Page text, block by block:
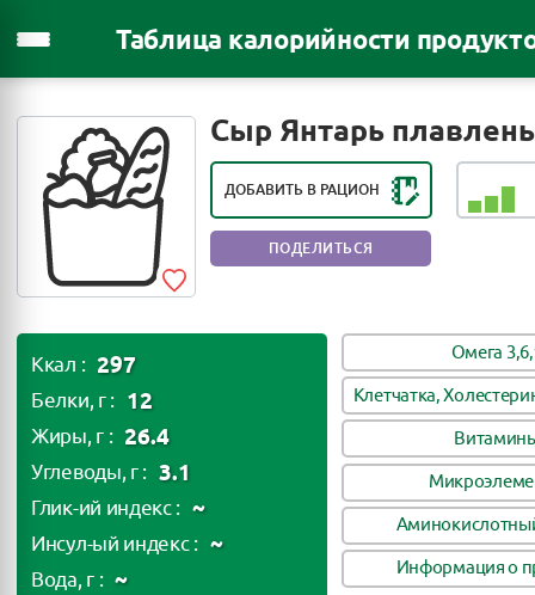
Таблица калорийности
Сыр Янтарь
ДОБАВИТЬ В РАЦИОН
КОЛИЧЕСТВАХ
ПОДЕЛИТЬСЯ
Ккал : 297
Белки, г : 12
Жиры, г : 26.4
Углеводы, г : 3.1
Глик-ий индекс : ~
Инсул-ый индекс : ~
Вода, г : ~
Омега
Клетчатка,
Информация о